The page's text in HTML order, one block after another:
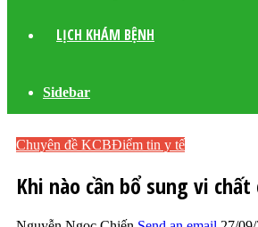
LỊCH KHÁM BỆNH
Sidebar
Chuyên đề KCBĐiểm tin y tế
Khi nào cần bổ sung vi